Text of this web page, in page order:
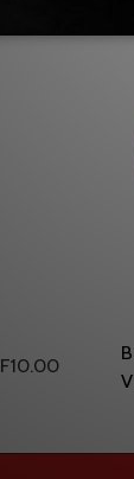
10.00